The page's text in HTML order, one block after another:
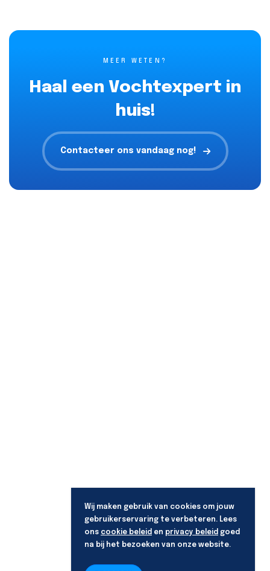
MEER WETEN?
Haal een Vochtexpert in
huis!
Contacteer ons vandaag nog!
Wij maken gebruik van cookies om jouw
gebruikerservaring te verbeteren. Lees
ons cookie beleid en privacy beleid goed
na bij het bezoeken van onze website.